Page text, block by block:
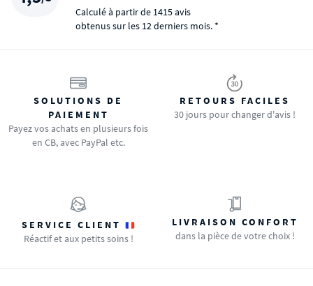
Calculé à partir de 1415 avis
obtenus sur les 12 derniers mois. *
SOLUTIONS DE
PAIEMENT
Payez vos achats en plusieurs fois
en CB, avec PayPal etc.
RETOURS FACILES
30 jours pour changer d'avis !
SERVICE CLIENT
Réactif et aux petits soins !
LIVRAISON CONFORT
dans la pièce de votre choix !